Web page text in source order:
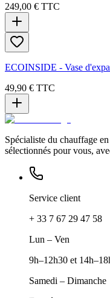
249,00 € TTC
ECOINSIDE - Vase
49,90 € TTC
Spécialiste du chauffage
sélectionnés pour vous,
Service client
+ 33 7 67 29 47 58
Lun – Ven
9h–12h30 et
Samedi – Dimanche